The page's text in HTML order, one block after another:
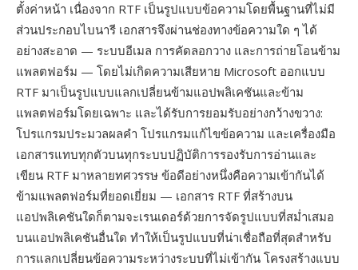
ตั้งค่าหน้า เนื่องจาก RTF เป็นรูปแบบข้อความโดยพื้นฐานที่ไม่มี
ส่วนประกอบไบนารี เอกสารจึงผ่านช่องทางข้อความใด ๆ ได้
อย่างสะอาด — ระบบอีเมล การคัดลอกวาง และการถ่ายโอนข้าม
แพลตฟอร์ม — โดยไม่เกิดความเสียหาย Microsoft ออกแบบ
RTF มาเป็นรูปแบบแลกเปลี่ยนข้ามแอปพลิเคชันและข้าม
แพลตฟอร์มโดยเฉพาะ และได้รับการยอมรับอย่างกว้างขวาง:
โปรแกรมประมวลผลคำ โปรแกรมแก้ไขข้อความ และเครื่องมือ
เอกสารแทบทุกตัวบนทุกระบบปฏิบัติการรองรับการอ่านและ
เขียน RTF มาหลายทศวรรษ ข้อดีอย่างหนึ่งคือความเข้ากันได้
ข้ามแพลตฟอร์มที่ยอดเยี่ยม — เอกสาร RTF ที่สร้างบน
แอปพลิเคชันใดก็ตามจะเรนเดอร์ด้วยการจัดรูปแบบที่สม่ำเสมอ
บนแอปพลิเคชันอื่นใด ทำให้เป็นรูปแบบที่น่าเชื่อถือที่สุดสำหรับ
การแลกเปลี่ยนข้อความระหว่างระบบที่ไม่เข้ากัน โครงสร้างแบบ